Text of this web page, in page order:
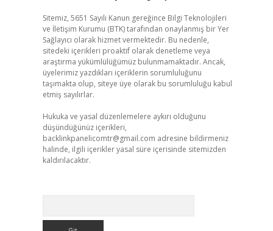
Sitemiz, 5651 Sayılı Kanun gereğince Bilgi Teknolojileri
ve İletişim Kurumu (BTK) tarafından onaylanmış bir Yer
Sağlayıcı olarak hizmet vermektedir. Bu nedenle,
sitedeki içerikleri proaktif olarak denetleme veya
araştırma yükümlülüğümüz bulunmamaktadır. Ancak,
üyelerimiz yazdıkları içeriklerin sorumluluğunu
taşımakta olup, siteye üye olarak bu sorumluluğu kabul
etmiş sayılırlar.
Hukuka ve yasal düzenlemelere aykırı olduğunu
düşündüğünüz içerikleri,
backlinkpanelicomtr@gmail.com adresine bildirmeniz
halinde, ilgili içerikler yasal süre içerisinde sitemizden
kaldırılacaktır.